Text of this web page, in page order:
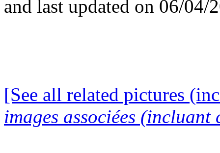
and last updated on 06/04/
[See all related pictures
images associées (incluant